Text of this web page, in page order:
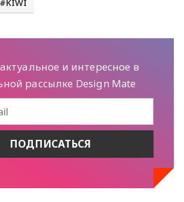
KIWI
и интересное в
рассылке Design Mate